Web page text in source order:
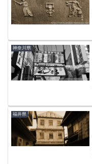
神奈川県
福井県